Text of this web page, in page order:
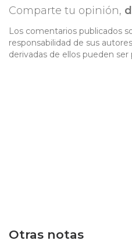
Comparte tu opinión,
Los comentarios publicados
responsabilidad de sus
derivadas de ellos pueden ser
Otras notas